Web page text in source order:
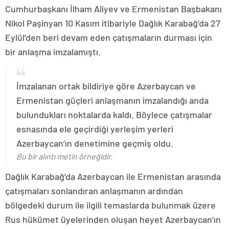
Cumhurbaşkanı İlham Aliyev ve Ermenistan Başbakanı
Nikol Paşinyan 10 Kasım itibariyle Dağlık Karabağ’da 27
Eylül’den beri devam eden çatışmaların durması için
bir anlaşma imzalamıştı.
İmzalanan ortak bildiriye göre Azerbaycan ve
Ermenistan güçleri anlaşmanın imzalandığı anda
bulundukları noktalarda kaldı. Böylece çatışmalar
esnasında ele geçirdiği yerleşim yerleri
Azerbaycan’ın denetimine geçmiş oldu.
Bu bir alıntı metin örneğidir.
Dağlık Karabağ’da Azerbaycan ile Ermenistan arasında
çatışmaları sonlandıran anlaşmanın ardından
bölgedeki durum ile ilgili temaslarda bulunmak üzere
Rus hükümet üyelerinden oluşan heyet Azerbaycan’ın